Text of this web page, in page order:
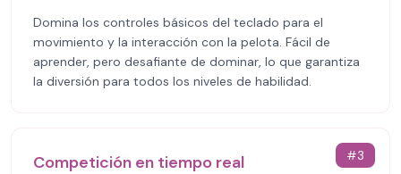
Domina los controles básicos del teclado para el
movimiento y la interacción con la pelota. Fácil de
aprender, pero desafiante de dominar, lo que garantiza
la diversión para todos los niveles de habilidad.
#3
Competición en tiempo real